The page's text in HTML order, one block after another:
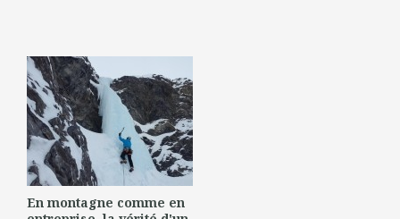
En montagne comme en